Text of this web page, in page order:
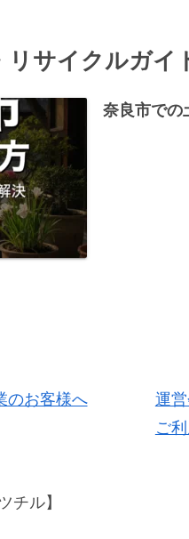
サイクルガイ
奈良市での
のお客様へ
運
ご
チル】